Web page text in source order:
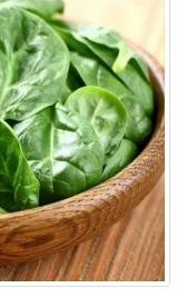
a
t
i
o
n